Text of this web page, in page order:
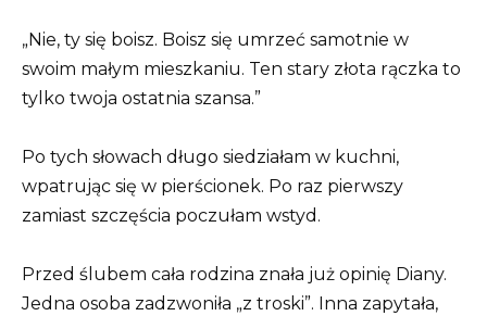
„Nie, ty się boisz. Boisz się umrzeć samotnie w
swoim małym mieszkaniu. Ten stary złota rączka to
tylko twoja ostatnia szansa.”
Po tych słowach długo siedziałam w kuchni,
wpatrując się w pierścionek. Po raz pierwszy
zamiast szczęścia poczułam wstyd.
Przed ślubem cała rodzina znała już opinię Diany.
Jedna osoba zadzwoniła „z troski”. Inna zapytała,